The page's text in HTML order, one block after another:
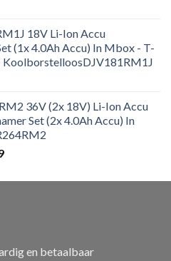
18V Li-Ion Accu
(1x 4.0Ah Accu) In Mbox - T-
KoolborstelloosDJV181RM1J
36V (2x 18V) Li-Ion Accu
Set (2x 4.0Ah Accu) In
Huidige
is:
en betaalbaar